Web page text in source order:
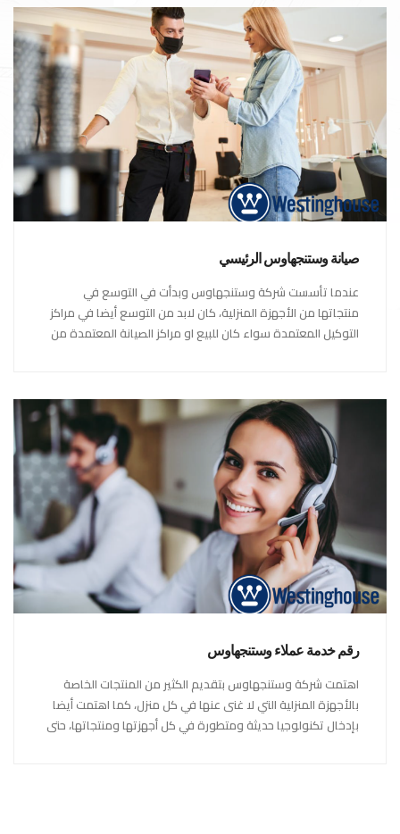
صيانة وستنجهاوس الرئيسي
عندما تأسست شركة وستنجهاوس وبدأت في التوسع في
منتجاتها من الأجهزة المنزلية، كان لابد من التوسع أيضا في مراكز
التوكيل المعتمدة سواء كان للبيع او مراكز الصيانة المعتمدة من
رقم خدمة عملاء وستنجهاوس
اهتمت شركة وستنجهاوس بتقديم الكثير من المنتجات الخاصة
بالأجهزة المنزلية التي لا غنى عنها في كل منزل، كما اهتمت أيضا
بإدخال تكنولوجيا حديثة ومتطورة في كل أجهزتها ومنتجاتها، حتى